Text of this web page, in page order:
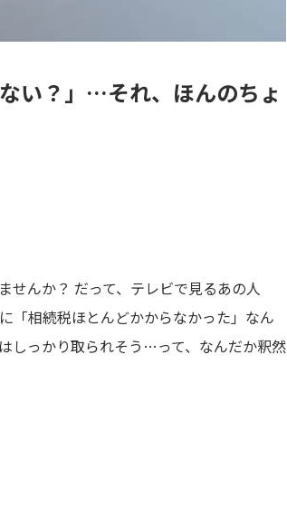
い？」 …それ、ほんのちょ
せんか？ だって、テレビで見るあの人
「相続税ほとんどかからなかった」なん
しっかり取られそう…って、なんだか釈然